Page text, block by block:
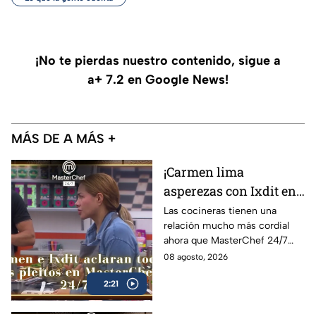
¡No te pierdas nuestro contenido, sigue a
a+ 7.2 en Google News!
MÁS DE A MÁS +
2:21
¡Carmen lima
asperezas con Ixdit en
MasterChef 24/7 y
culpa a Michelle! 'Me
calentó la cabeza'
(VIDEO)
Las cocineras tienen una
relación mucho más cordial
ahora que MasterChef 24/7
está en su recta final
08 agosto, 2026